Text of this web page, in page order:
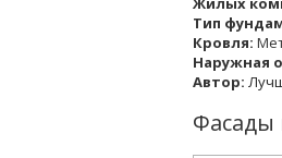
Тип
Кровля:
Наружная
Автор:
Фасады